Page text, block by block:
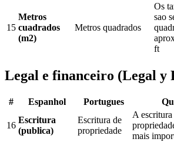
15
Metros
cuadrados
(m2)
Metros quadrados
Os
sao
ft
Legal e financeiro (Legal y
# Espanhol Portugues
16
Escritura
(publica)
Escritura de
propriedade
A
mais